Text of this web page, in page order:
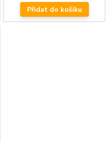
Přidat do košíku